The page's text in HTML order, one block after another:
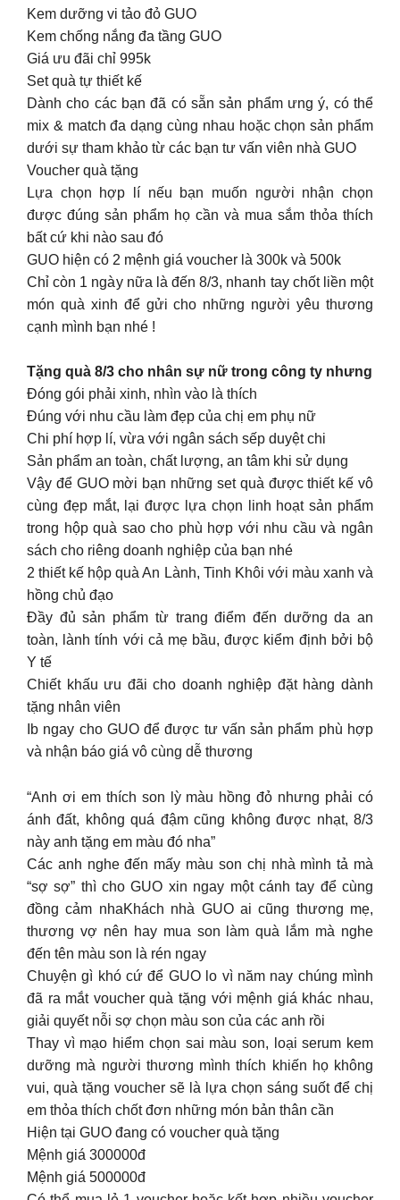
Kem dưỡng vi tảo đỏ GUO
Kem chống nắng đa tầng GUO
Giá ưu đãi chỉ 995k
Set quà tự thiết kế
Dành cho các bạn đã có sẵn sản phẩm ưng ý, có thể
mix & match đa dạng cùng nhau hoặc chọn sản phẩm
dưới sự tham khảo từ các bạn tư vấn viên nhà GUO
Voucher quà tặng
Lựa chọn hợp lí nếu bạn muốn người nhận chọn
được đúng sản phẩm họ cần và mua sắm thỏa thích
bất cứ khi nào sau đó
GUO hiện có 2 mệnh giá voucher là 300k và 500k
Chỉ còn 1 ngày nữa là đến 8/3, nhanh tay chốt liền một
món quà xinh để gửi cho những người yêu thương
cạnh mình bạn nhé !
Tặng quà 8/3 cho nhân sự nữ trong công ty nhưng
Đóng gói phải xinh, nhìn vào là thích
Đúng với nhu cầu làm đẹp của chị em phụ nữ
Chi phí hợp lí, vừa với ngân sách sếp duyệt chi
Sản phẩm an toàn, chất lượng, an tâm khi sử dụng
Vậy để GUO mời bạn những set quà được thiết kế vô
cùng đẹp mắt, lại được lựa chọn linh hoạt sản phẩm
trong hộp quà sao cho phù hợp với nhu cầu và ngân
sách cho riêng doanh nghiệp của bạn nhé
2 thiết kế hộp quà An Lành, Tinh Khôi với màu xanh và
hồng chủ đạo
Đầy đủ sản phẩm từ trang điểm đến dưỡng da an
toàn, lành tính với cả mẹ bầu, được kiểm định bởi bộ
Y tế
Chiết khấu ưu đãi cho doanh nghiệp đặt hàng dành
tặng nhân viên
Ib ngay cho GUO để được tư vấn sản phẩm phù hợp
và nhận báo giá vô cùng dễ thương
“Anh ơi em thích son lỳ màu hồng đỏ nhưng phải có
ánh đất, không quá đậm cũng không được nhạt, 8/3
này anh tặng em màu đó nha”
Các anh nghe đến mấy màu son chị nhà mình tả mà
“sợ sợ” thì cho GUO xin ngay một cánh tay để cùng
đồng cảm nhaKhách nhà GUO ai cũng thương mẹ,
thương vợ nên hay mua son làm quà lắm mà nghe
đến tên màu son là rén ngay
Chuyện gì khó cứ để GUO lo vì năm nay chúng mình
đã ra mắt voucher quà tặng với mệnh giá khác nhau,
giải quyết nỗi sợ chọn màu son của các anh rồi
Thay vì mạo hiểm chọn sai màu son, loại serum kem
dưỡng mà người thương mình thích khiến họ không
vui, quà tặng voucher sẽ là lựa chọn sáng suốt để chị
em thỏa thích chốt đơn những món bản thân cần
Hiện tại GUO đang có voucher quà tặng
Mệnh giá 300000đ
Mệnh giá 500000đ